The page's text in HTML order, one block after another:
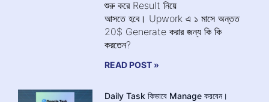
শুরু করে Result নিয়ে
আসতে হবে। Upwork এ ১ মাসে অন্তত
20$ Generate করার জন্য কি কি
করতেন?
READ POST »
Daily Task কিভাবে Manage করবেন।